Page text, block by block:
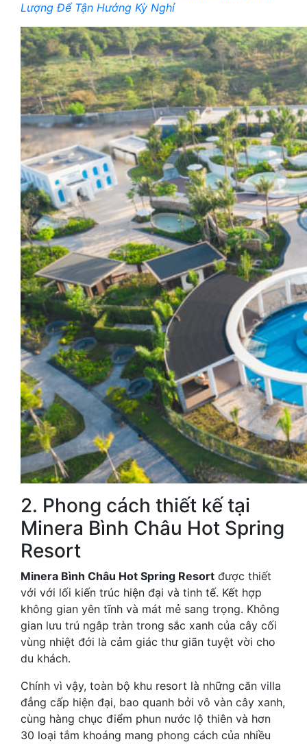
Lượng Để Tận Hưởng Kỳ Nghỉ
2. Phong cách thiết kế tại
Minera Bình Châu Hot Spring
Resort
Minera Bình Châu Hot Spring Resort được thiết
với với lối kiến trúc hiện đại và tinh tế. Kết hợp
không gian yên tĩnh và mát mẻ sang trọng. Không
gian lưu trú ngâp tràn trong sắc xanh của cây cối
vùng nhiệt đới là cảm giác thư giãn tuyệt vời cho
du khách.
Chính vì vậy, toàn bộ khu resort là những căn villa
đẳng cấp hiện đại, bao quanh bởi vô vàn cây xanh,
cùng hàng chục điểm phun nước lộ thiên và hơn
30 loại tắm khoáng mang phong cách của nhiều